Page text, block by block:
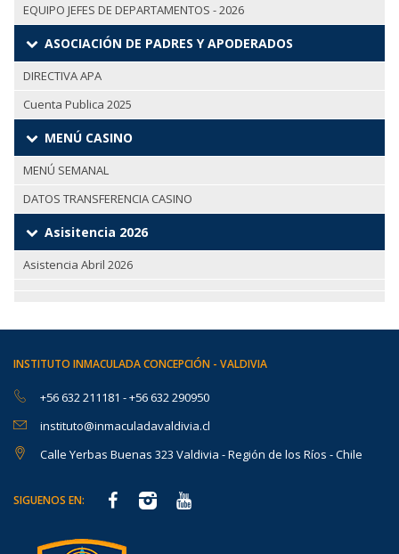
EQUIPO JEFES DE DEPARTAMENTOS - 2026
ASOCIACIÓN DE PADRES Y APODERADOS
DIRECTIVA APA
Cuenta Publica 2025
MENÚ CASINO
MENÚ SEMANAL
DATOS TRANSFERENCIA CASINO
Asisitencia 2026
Asistencia Abril 2026
INSTITUTO INMACULADA CONCEPCIÓN - VALDIVIA
+56 632 211181 -+56 632 290950
instituto@inmaculadavaldivia.cl
Calle Yerbas Buenas 323 Valdivia - Región de los Ríos - Chile
SIGUENOS EN: